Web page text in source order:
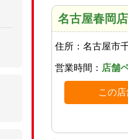
名古屋春岡店
住所： 名古屋市
営業時間： 店舗
この